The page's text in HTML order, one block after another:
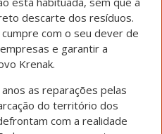
descarte dos resíduos.
com o seu dever de
e garantir a
Krenak.
as reparações pelas
do território dos
com a realidade